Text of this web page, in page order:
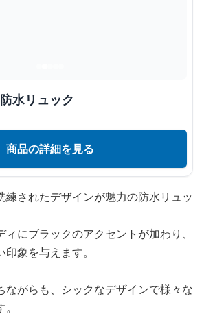
水リュック
商品の詳細を見る
練されたデザインが魅力の防水リュッ
にブラックのアクセントが加わり、
象を与えます。
ながらも、シックなデザインで様々な